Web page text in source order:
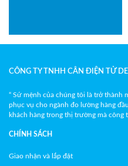
CÔNG TY TNHH CÂN ĐIỆN TỬ
“ Sứ mệnh của chúng tôi là trở thành
phục vụ cho ngành đo lường hàng
khách hàng trong thị trường mà công
CHÍNH SÁCH
Giao nhận và lắp đặt